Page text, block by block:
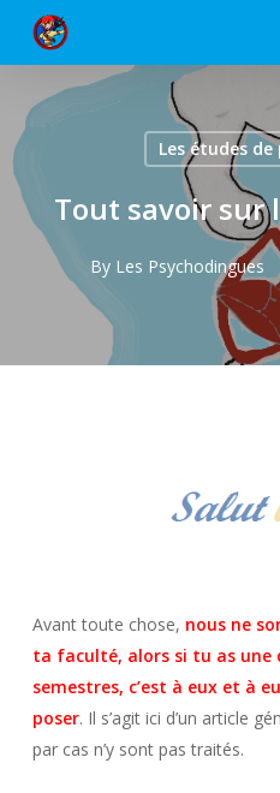
content
Les études
Tout savoir sur
By Les Psychodingues
Avant toute chose, nous ne
ta faculté, alors si tu as une
semestres, c’est à eux et à
poser. Il s’agit ici d’un article
par cas n’y sont pas traités.